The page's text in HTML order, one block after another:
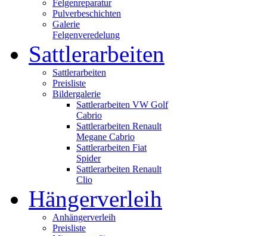
Felgenreparatur
Pulverbeschichten
Galerie
Felgenveredelung
Sattlerarbeiten
Sattlerarbeiten
Preisliste
Bildergalerie
Sattlerarbeiten VW Golf
Cabrio
Sattlerarbeiten Renault
Megane Cabrio
Sattlerarbeiten Fiat
Spider
Sattlerarbeiten Renault
Clio
Hängerverleih
Anhängerverleih
Preisliste